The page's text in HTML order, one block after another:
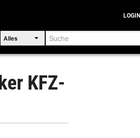
LOGIN
Alles Suche
KFZ-